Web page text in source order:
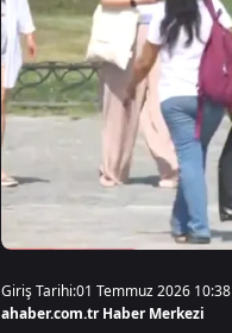
Giriş Tarihi:01 Temmuz 2026 10:38
ahaber.com.tr Haber Merkezi